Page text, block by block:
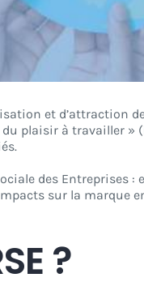
et d’attraction
plaisir à travailler »
des Entreprises
sur la marque
?